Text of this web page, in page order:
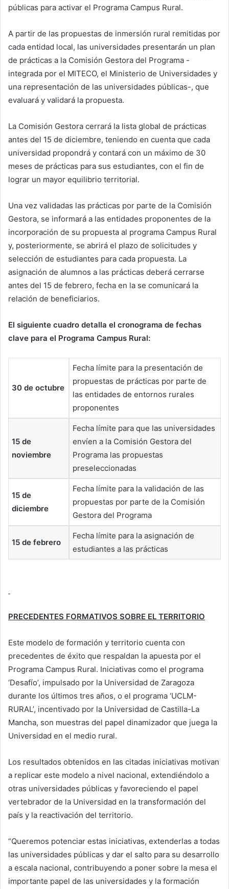
públicas para activar el Programa Campus Rural.
A partir de las propuestas de inmersión rural remitidas por
cada entidad local, las universidades presentarán un plan
de prácticas a la Comisión Gestora del Programa -
integrada por el MITECO, el Ministerio de Universidades y
una representación de las universidades públicas-, que
evaluará y validará la propuesta.
La Comisión Gestora cerrará la lista global de prácticas
antes del 15 de diciembre, teniendo en cuenta que cada
universidad propondrá y contará con un máximo de 30
meses de prácticas para sus estudiantes, con el fin de
lograr un mayor equilibrio territorial.
Una vez validadas las prácticas por parte de la Comisión
Gestora, se informará a las entidades proponentes de la
incorporación de su propuesta al programa Campus Rural
y, posteriormente, se abrirá el plazo de solicitudes y
selección de estudiantes para cada propuesta. La
asignación de alumnos a las prácticas deberá cerrarse
antes del 15 de febrero, fecha en la se comunicará la
relación de beneficiarios.
El siguiente cuadro detalla el cronograma de fechas
clave para el Programa Campus Rural:
30 de octubre
Fecha límite para la presentación de
propuestas de prácticas por parte de
las entidades de entornos rurales
proponentes
15 de
noviembre
Fecha límite para que las universidades
envíen a la Comisión Gestora del
Programa las propuestas
preseleccionadas
15 de
diciembre
Fecha límite para la validación de las
propuestas por parte de la Comisión
Gestora del Programa
15 de febrero
Fecha límite para la asignación de
estudiantes a las prácticas
PRECEDENTES FORMATIVOS SOBRE EL TERRITORIO
Este modelo de formación y territorio cuenta con
precedentes de éxito que respaldan la apuesta por el
Programa Campus Rural. Iniciativas como el programa
‘Desafío’, impulsado por la Universidad de Zaragoza
durante los últimos tres años, o el programa ‘UCLM-
RURAL’, incentivado por la Universidad de Castilla-La
Mancha, son muestras del papel dinamizador que juega la
Universidad en el medio rural.
Los resultados obtenidos en las citadas iniciativas motivan
a replicar este modelo a nivel nacional, extendiéndolo a
otras universidades públicas y favoreciendo el papel
vertebrador de la Universidad en la transformación del
país y la reactivación del territorio.
“Queremos potenciar estas iniciativas, extenderlas a todas
las universidades públicas y dar el salto para su desarrollo
a escala nacional, contribuyendo a poner sobre la mesa el
importante papel de las universidades y la formación